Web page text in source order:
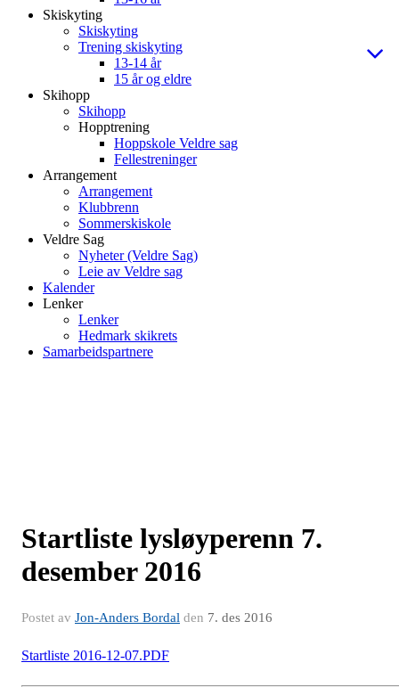
Skiskyting
Skiskyting
Trening skiskyting
13-14 år
15 år og eldre
Skihopp
Skihopp
Hopptrening
Hoppskole Veldre sag
Fellestreninger
Arrangement
Arrangement
Klubbrenn
Sommerskiskole
Veldre Sag
Nyheter (Veldre Sag)
Leie av Veldre sag
Kalender
Lenker
Lenker
Hedmark skikrets
Samarbeidspartnere
Startliste lysløyperenn 7.
desember 2016
Postet av Jon-Anders Bordal den 7. des 2016
Startliste 2016-12-07.PDF